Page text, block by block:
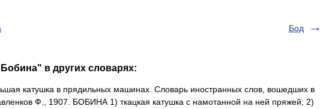
Бод
в других словарях:
катушка в прядильных машинах. Словарь иностранных слов, вошедших в
Ф., 1907. БОБИНА 1) ткацкая катушка с намотанной на ней пряжей; 2)